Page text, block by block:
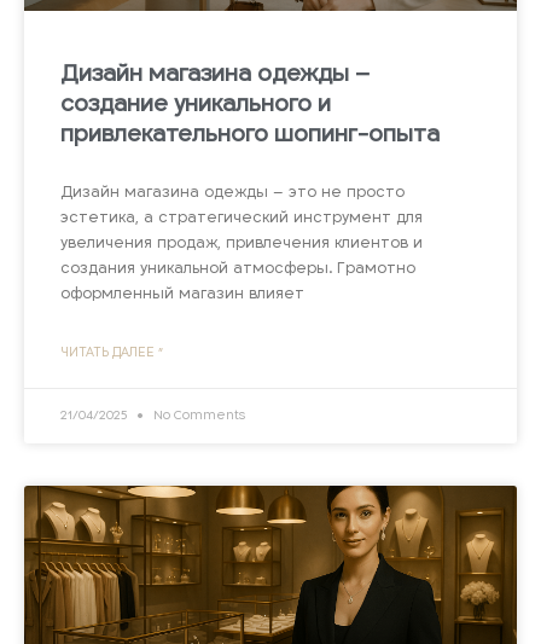
Дизайн магазина одежды –
создание уникального и
привлекательного шопинг-опыта
Дизайн магазина одежды – это не просто
эстетика, а стратегический инструмент для
увеличения продаж, привлечения клиентов и
создания уникальной атмосферы. Грамотно
оформленный магазин влияет
ЧИТАТЬ ДАЛЕЕ "
21/04/2025 No Comments